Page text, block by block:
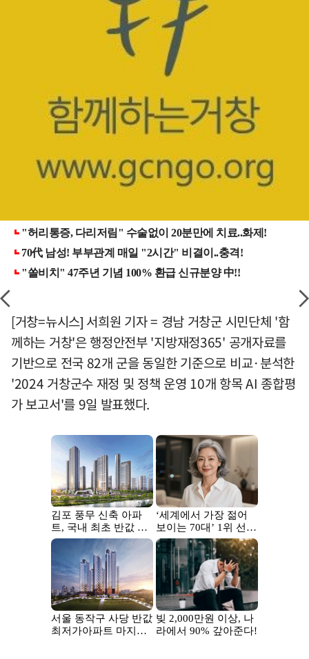
[거창=뉴시스] 서희원 기자 = 경남 거창군 시민단체 '함
께하는 거창'은 행정안전부 '지방재정365' 공개자료를
기반으로 전국 82개 군을 동일한 기준으로 비교·분석한
'2024 거창군수 재정 및 정책 운영 10개 항목 AI 종합평
가 보고서'를 9일 발표했다.